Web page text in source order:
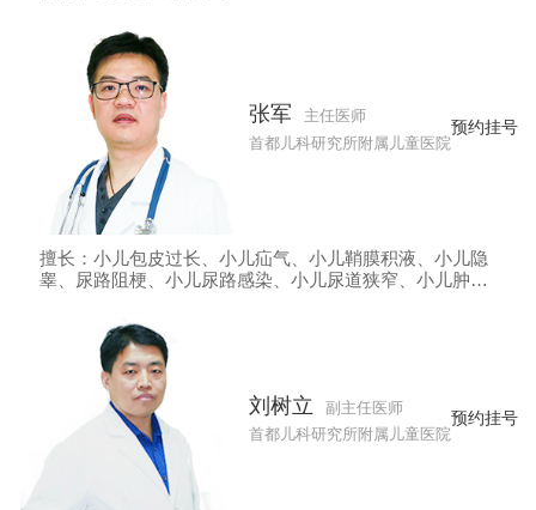
张军
主任医师
首都儿科研究所附属儿童医院
预约挂号
擅长：小儿包皮过长、小儿疝气、小儿鞘膜积液、小儿隐
睾、尿路阻梗、小儿尿路感染、小儿尿道狭窄、小儿肿
腹股沟斜疝、小儿先天性泌尿畸形等。
刘树立
副主任医师
首都儿科研究所附属儿童医院
预约挂号